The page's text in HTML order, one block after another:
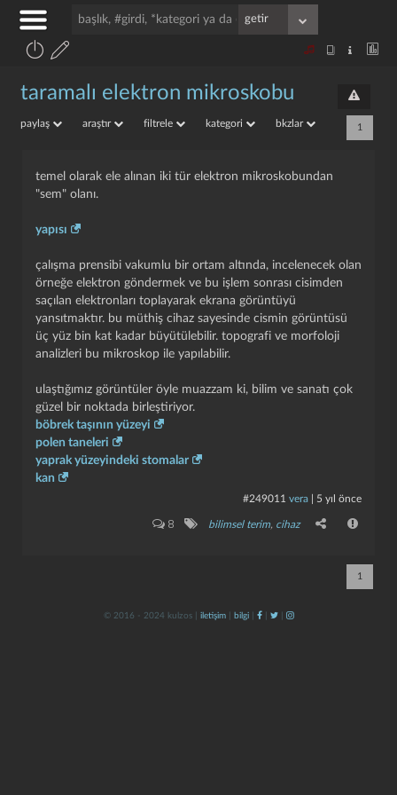
taramalı elektron mikroskobu
paylaş araştır filtrele kategori bkzlar 1
temel olarak ele alınan iki tür elektron mikroskobundan
"sem" olanı.
yapısı
çalışma prensibi vakumlu bir ortam altında, incelenecek olan
örneğe elektron göndermek ve bu işlem sonrası cisimden
saçılan elektronları toplayarak ekrana görüntüyü
yansıtmaktır. bu müthiş cihaz sayesinde cismin görüntüsü
üç yüz bin kat kadar büyütülebilir. topografi ve morfoloji
analizleri bu mikroskop ile yapılabilir.
ulaştığımız görüntüler öyle muazzam ki, bilim ve sanatı çok
güzel bir noktada birleştiriyor.
böbrek taşının yüzeyi
polen taneleri
yaprak yüzeyindeki stomalar
kan
#249011 vera 5 yıl önce
8 bilimsel terim, cihaz
1
© 2016 - 2024 kulzos | iletişim| bilgi| | |